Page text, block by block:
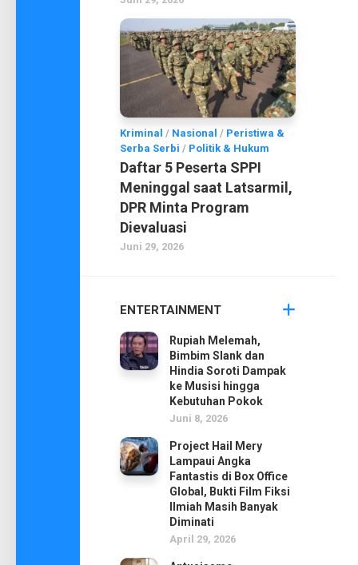
Kriminal / Nasional / Peristiwa &
Serba Serbi / Politik & Hukum
Daftar 5 Peserta SPPI
Meninggal saat Latsarmil,
DPR Minta Program
Dievaluasi
Juni 29, 2026
ENTERTAINMENT
Rupiah Melemah,
Bimbim Slank dan
Hindia Soroti Dampak
ke Musisi hingga
Kebutuhan Pokok
Juni 8, 2026
Project Hail Mery
Lampaui Angka
Fantastis di Box Office
Global, Bukti Film Fiksi
Ilmiah Masih Banyak
Diminati
April 29, 2026